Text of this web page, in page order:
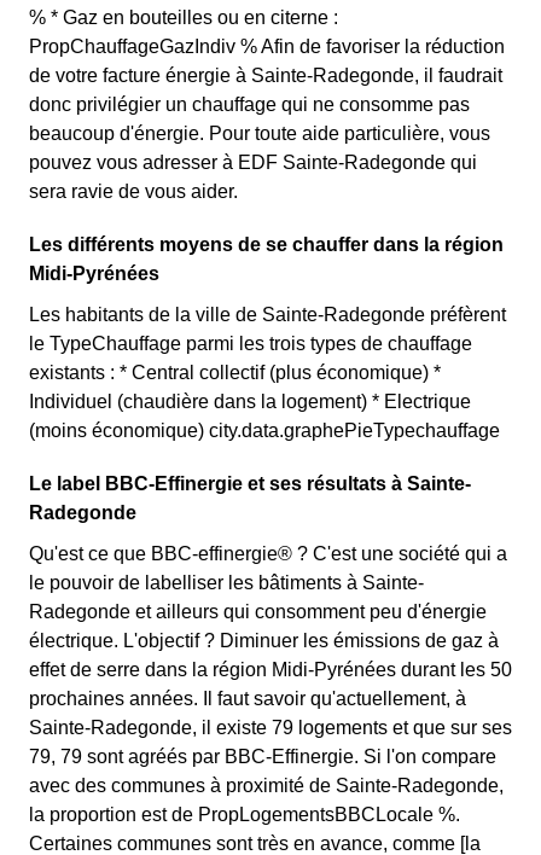
% * Gaz en bouteilles ou en citerne :
PropChauffageGazIndiv % Afin de favoriser la réduction
de votre facture énergie à Sainte-Radegonde, il faudrait
donc privilégier un chauffage qui ne consomme pas
beaucoup d'énergie. Pour toute aide particulière, vous
pouvez vous adresser à EDF Sainte-Radegonde qui
sera ravie de vous aider.
Les différents moyens de se chauffer dans la région
Midi-Pyrénées
Les habitants de la ville de Sainte-Radegonde préfèrent
le TypeChauffage parmi les trois types de chauffage
existants : * Central collectif (plus économique) *
Individuel (chaudière dans la logement) * Electrique
(moins économique) city.data.graphePieTypechauffage
Le label BBC-Effinergie et ses résultats à Sainte-
Radegonde
Qu'est ce que BBC-effinergie® ? C'est une société qui a
le pouvoir de labelliser les bâtiments à Sainte-
Radegonde et ailleurs qui consomment peu d'énergie
électrique. L'objectif ? Diminuer les émissions de gaz à
effet de serre dans la région Midi-Pyrénées durant les 50
prochaines années. Il faut savoir qu'actuellement, à
Sainte-Radegonde, il existe 79 logements et que sur ses
79, 79 sont agréés par BBC-Effinergie. Si l'on compare
avec des communes à proximité de Sainte-Radegonde,
la proportion est de PropLogementsBBCLocale %.
Certaines communes sont très en avance, comme [la